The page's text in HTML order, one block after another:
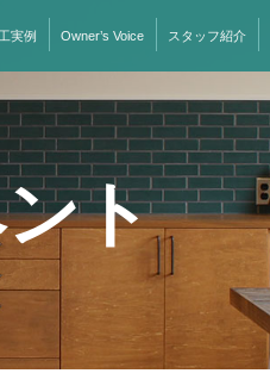
実例 Owner’s Voice スタッフ紹介
ト